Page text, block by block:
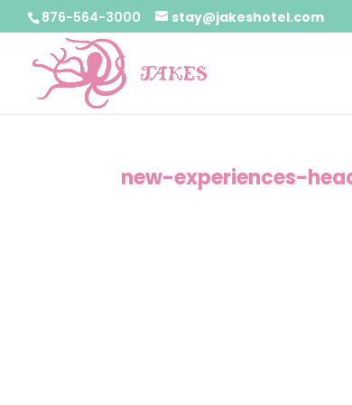
876-564-3000 stay@jakeshotel.com
new-experiences-